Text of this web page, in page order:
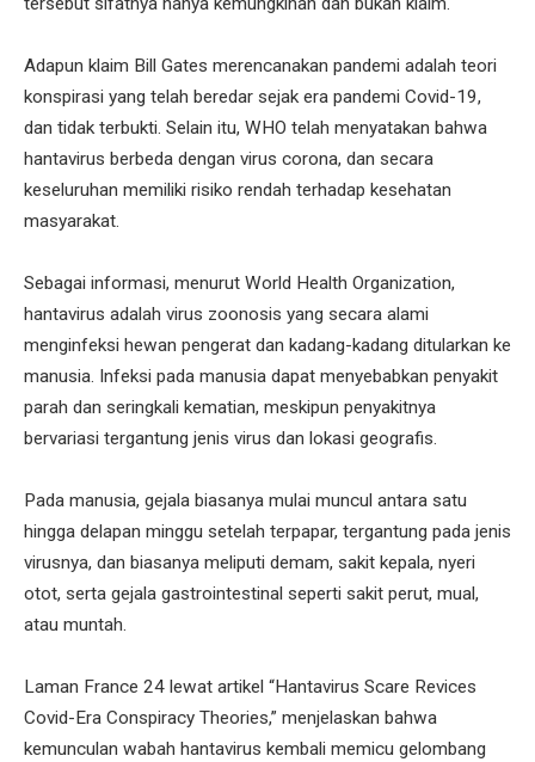
Adapun klaim Bill Gates merencanakan pandemi adalah teori
konspirasi yang telah beredar sejak era pandemi Covid-19,
dan tidak terbukti. Selain itu, WHO telah menyatakan bahwa
hantavirus berbeda dengan virus corona, dan secara
keseluruhan memiliki risiko rendah terhadap kesehatan
masyarakat.
Sebagai informasi, menurut World Health Organization,
hantavirus adalah virus zoonosis yang secara alami
menginfeksi hewan pengerat dan kadang-kadang ditularkan ke
manusia. Infeksi pada manusia dapat menyebabkan penyakit
parah dan seringkali kematian, meskipun penyakitnya
bervariasi tergantung jenis virus dan lokasi geografis.
Pada manusia, gejala biasanya mulai muncul antara satu
hingga delapan minggu setelah terpapar, tergantung pada jenis
virusnya, dan biasanya meliputi demam, sakit kepala, nyeri
otot, serta gejala gastrointestinal seperti sakit perut, mual,
atau muntah.
Laman France 24 lewat artikel “Hantavirus Scare Revices
Covid-Era Conspiracy Theories,” menjelaskan bahwa
kemunculan wabah hantavirus kembali memicu gelombang